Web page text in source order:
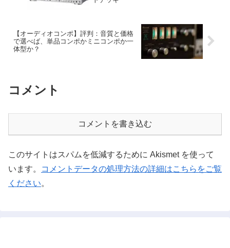
【オーディオコンポ】評判：音質と価格
で選べば、単品コンポかミニコンポか一
体型か？
コメント
コメントを書き込む
このサイトはスパムを低減するために Akismet を使って
います。
コメントデータの処理方法の詳細はこちらをご覧
ください。